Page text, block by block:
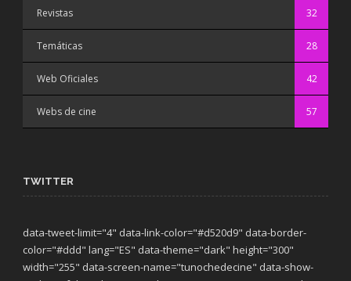
Revistas 32
Temáticas 28
Web Oficiales 42
Webs de cine 57
TWITTER
data-tweet-limit="4" data-link-color="#d520d9" data-border-
color="#ddd" lang="ES" data-theme="dark" height="300"
width="255" data-screen-name="tunochedecine" data-show-